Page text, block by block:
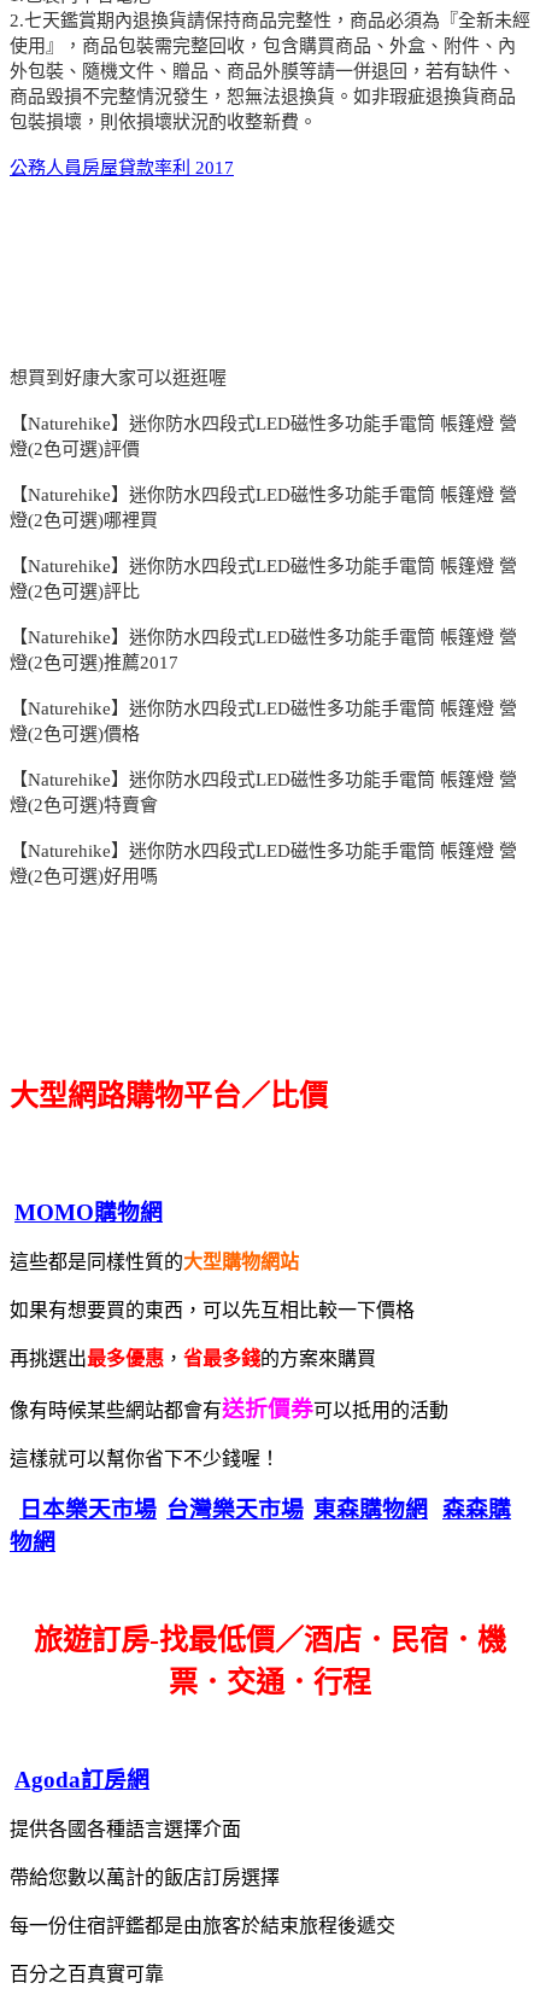
2.七天鑑賞期內退換貨請保持商品完整性，商品必須為『全新未經
使用』，商品包裝需完整回收，包含購買商品、外盒、附件、內
外包裝、隨機文件、贈品、商品外膜等請一併退回，若有缺件、
商品毀損不完整情況發生，恕無法退換貨。如非瑕疵退換貨商品
包裝損壞，則依損壞狀況酌收整新費。
公務人員房屋貸款率利 2017
想買到好康大家可以逛逛喔
【Naturehike】迷你防水四段式LED磁性多功能手電筒 帳篷燈 營
燈(2色可選)評價
【Naturehike】迷你防水四段式LED磁性多功能手電筒 帳篷燈 營
燈(2色可選)哪裡買
【Naturehike】迷你防水四段式LED磁性多功能手電筒 帳篷燈 營
燈(2色可選)評比
【Naturehike】迷你防水四段式LED磁性多功能手電筒 帳篷燈 營
燈(2色可選)推薦2017
【Naturehike】迷你防水四段式LED磁性多功能手電筒 帳篷燈 營
燈(2色可選)價格
【Naturehike】迷你防水四段式LED磁性多功能手電筒 帳篷燈 營
燈(2色可選)特賣會
【Naturehike】迷你防水四段式LED磁性多功能手電筒 帳篷燈 營
燈(2色可選)好用嗎
大型網路購物平台／比價
MOMO購物網
這些都是同樣性質的大型購物網站
如果有想要買的東西，可以先互相比較一下價格
再挑選出最多優惠 ， 省最多錢的方案來購買
像有時候某些網站都會有送折價券可以抵用的活動
這樣就可以幫你省下不少錢喔！
日本樂天市場 台灣樂天市場 東森購物網
森森購
物網
旅遊訂房-找最低價／酒店．民宿．機
票．交通．行程
Agoda訂房網
提供各國各種語言選擇介面
帶給您數以萬計的飯店訂房選擇
每一份住宿評鑑都是由旅客於結束旅程後遞交
百分之百真實可靠